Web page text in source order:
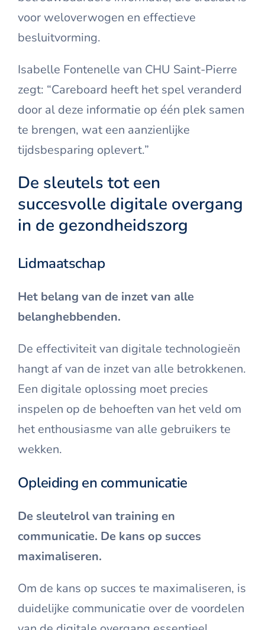
voor weloverwogen en effectieve
besluitvorming.
Isabelle Fontenelle van CHU Saint-Pierre
zegt: “Careboard heeft het spel veranderd
door al deze informatie op één plek samen
te brengen, wat een aanzienlijke
tijdsbesparing oplevert.”
De sleutels tot een
succesvolle digitale overgang
in de gezondheidszorg
Lidmaatschap
Het belang van de inzet van alle
belanghebbenden.
De effectiviteit van digitale technologieën
hangt af van de inzet van alle betrokkenen.
Een digitale oplossing moet precies
inspelen op de behoeften van het veld om
het enthousiasme van alle gebruikers te
wekken.
Opleiding en communicatie
De sleutelrol van training en
communicatie. De kans op succes
maximaliseren.
Om de kans op succes te maximaliseren, is
duidelijke communicatie over de voordelen